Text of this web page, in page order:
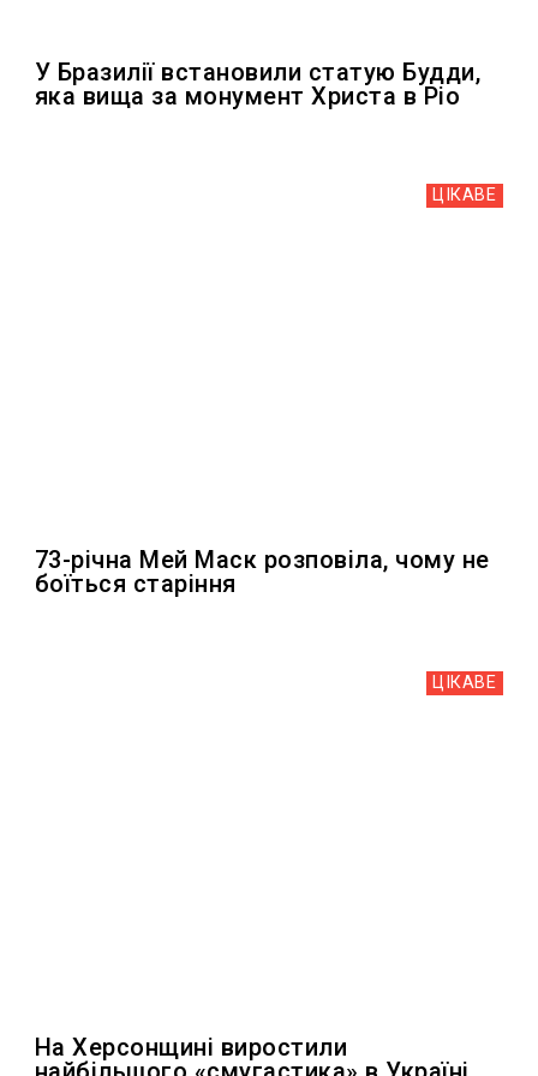
У Бразилії встановили статую Будди,
яка вища за монумент Христа в Ріо
ЦІКАВЕ
73-річна Мей Маск розповіла, чому не
боїться старіння
ЦІКАВЕ
На Херсонщині виростили